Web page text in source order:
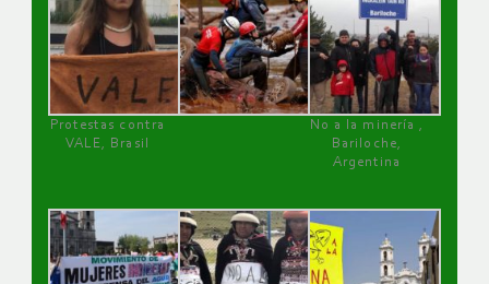
Protestas contra
VALE, Brasil
No a la minería ,
Bariloche,
Argentina